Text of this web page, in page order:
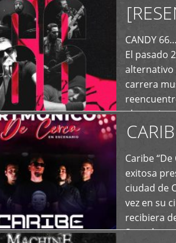
de las
CANDY
El pasado
alternativo
carrera
el exterior
+
Caribe
exitosa
ciudad de
vez en su
recibiera
Store los
+